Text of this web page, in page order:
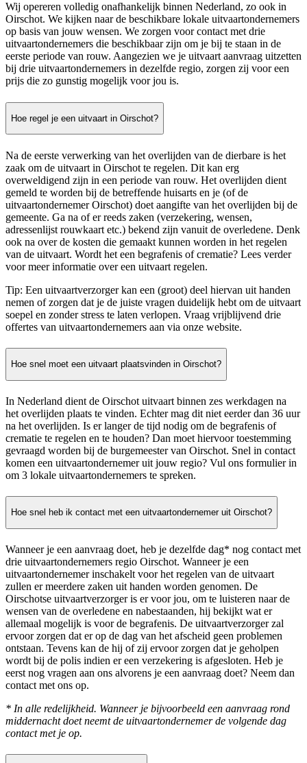
Wij opereren volledig onafhankelijk binnen Nederland, zo ook in
Oirschot. We kijken naar de beschikbare lokale uitvaartondernemers
op basis van jouw wensen. We zorgen voor contact met drie
uitvaartondernemers die beschikbaar zijn om je bij te staan in de
eerste periode van rouw. Aangezien we je uitvaart aanvraag uitzetten
bij drie uitvaartondernemers in dezelfde regio, zorgen zij voor een
prijs die zo gunstig mogelijk voor jou is.
Hoe regel je een uitvaart in Oirschot?
Na de eerste verwerking van het overlijden van de dierbare is het
zaak om de uitvaart in Oirschot te regelen. Dit kan erg
overweldigend zijn in een periode van rouw. Het overlijden dient
gemeld te worden bij de betreffende huisarts en je (of de
uitvaartondernemer Oirschot) doet aangifte van het overlijden bij de
gemeente. Ga na of er reeds zaken (verzekering, wensen,
adressenlijst rouwkaart etc.) bekend zijn vanuit de overledene. Denk
ook na over de kosten die gemaakt kunnen worden in het regelen
van de uitvaart. Wordt het een begrafenis of crematie? Lees verder
voor meer informatie over een uitvaart regelen.
Tip: Een uitvaartverzorger kan een (groot) deel hiervan uit handen
nemen of zorgen dat je de juiste vragen duidelijk hebt om de uitvaart
soepel en zonder stress te laten verlopen. Vraag vrijblijvend drie
offertes van uitvaartondernemers aan via onze website.
Hoe snel moet een uitvaart plaatsvinden in Oirschot?
In Nederland dient de Oirschot uitvaart binnen zes werkdagen na
het overlijden plaats te vinden. Echter mag dit niet eerder dan 36 uur
na het overlijden. Is er langer de tijd nodig om de begrafenis of
crematie te regelen en te houden? Dan moet hiervoor toestemming
gevraagd worden bij de burgemeester van Oirschot. Snel in contact
komen een uitvaartondernemer uit jouw regio? Vul ons formulier in
om 3 lokale uitvaartondernemers te spreken.
Hoe snel heb ik contact met een uitvaartondernemer uit Oirschot?
Wanneer je een aanvraag doet, heb je dezelfde dag* nog contact met
drie uitvaartondernemers regio Oirschot. Wanneer je een
uitvaartondernemer inschakelt voor het regelen van de uitvaart
zullen er meerdere zaken uit handen worden genomen. De
Oirschotse uitvaartverzorger is er voor jou, om te luisteren naar de
wensen van de overledene en nabestaanden, hij bekijkt wat er
allemaal mogelijk is voor de begrafenis. De uitvaartverzorger zal
ervoor zorgen dat er op de dag van het afscheid geen problemen
ontstaan. Tevens kan de hij of zij ervoor zorgen dat je geholpen
wordt bij de polis indien er een verzekering is afgesloten. Heb je
eerst nog vragen aan ons alvorens je een aanvraag doet? Neem dan
contact met ons op.
* In alle redelijkheid. Wanneer je bijvoorbeeld een aanvraag rond
middernacht doet neemt de uitvaartondernemer de volgende dag
contact met je op.